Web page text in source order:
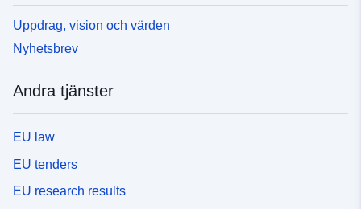
Uppdrag, vision och värden
Nyhetsbrev
Andra tjänster
EU law
EU tenders
EU research results